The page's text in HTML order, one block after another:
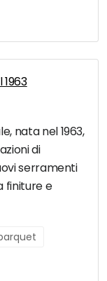
nata nel 1963,
di
serramenti
finiture e